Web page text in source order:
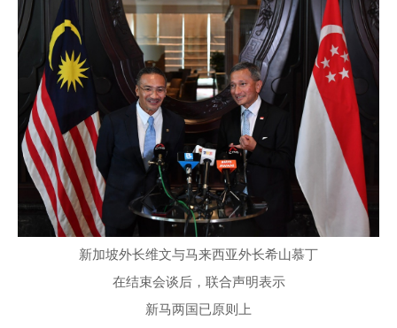
新加坡外长维文与马来西亚外长希山慕丁
在结束会谈后，联合声明表示
新马两国已原则上